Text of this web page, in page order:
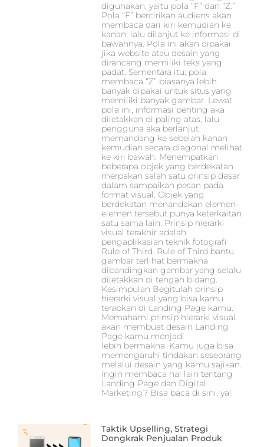
digunakan, yaitu pola “F” dan “Z.”
Pola “F” bercirikan audiens akan
membaca dari kiri kemudian ke
kanan, lalu dilanjut ke informasi di
bawahnya. Pola ini akan dipakai
jika website atau desain yang
dirancang memiliki teks yang
padat. Sementara itu, pola
membaca “Z” biasanya lebih
banyak dipakai untuk situs yang
memiliki banyak gambar. Lewat
pola ini, informasi penting aka
diletakkan di paling atas, lalu
pengguna aka berlanjut
memandang ke sebelah kanan
kemudian secara diagonal melihat
ke kiri bawah. Menempatkan
beberapa objek yang berdekatan
merpakan salah satu prinsip dasar
dalam sampaikan pesan pada
format visual. Objek yang
berdekatan menandakan elemen-
elemen tersebut punya keterkaitan
satu sama lain. Prinsip hierarki
visual terakhir adalah
pengaplikasian teknik fotografi
Rule of Third. Rule of Third bantu
gambar terlihat bermakna
dibandingkan gambar yang selalu
diletakkan di tengah bidang.
Kesimpulan Begitulah prinsip
hierarki visual yang bisa kamu
terapkan di Landing Page kamu.
Memahami prinsip hierarki visual
akan membuat desain Landing
Page kamu menjadi
lebih bermakna. Kamu juga bisa
memengaruhi tindakan seseorang
melalui desain yang kamu sajikan.
Ingin membaca hal lain tentang
Landing Page dan Digital
Marketing? Bisa baca di sini, ya!
Taktik Upselling, Strategi
Dongkrak Penjualan Produk